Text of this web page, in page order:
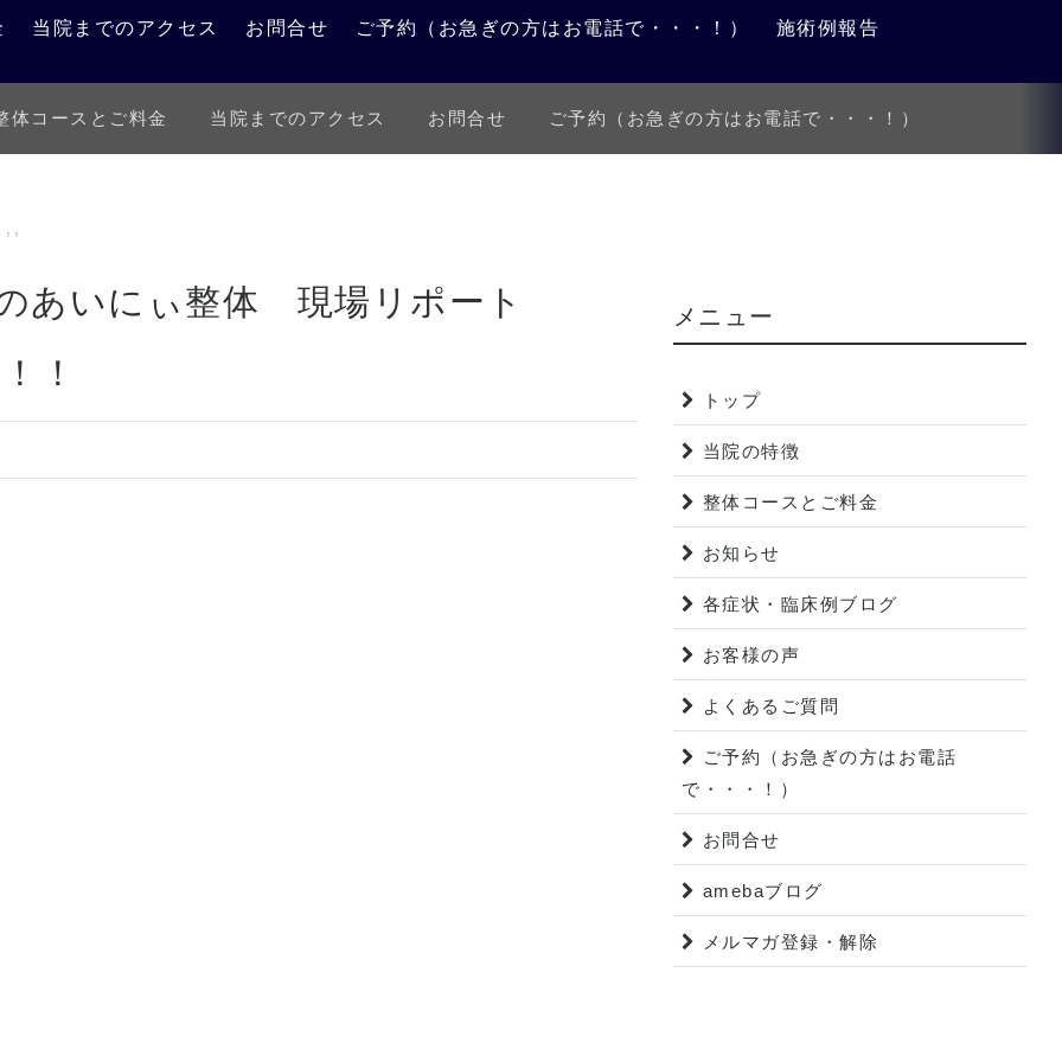
当院までのアクセス お問合せ ご予約（お急ぎの方はお電話で・・・！） 施術例報告
体コースとご料金 当院までのアクセス お問合せ ご予約（お急ぎの方はお電話で・・・！）
！
あいにぃ整体 現場リポート
！
メニュー
トップ
当院の特徴
整体コースとご料金
お知らせ
各症状・臨床例ブログ
お客様の声
よくあるご質問
ご予約（お急ぎの方はお電話
で・・・！）
お問合せ
amebaブログ
メルマガ登録・解除